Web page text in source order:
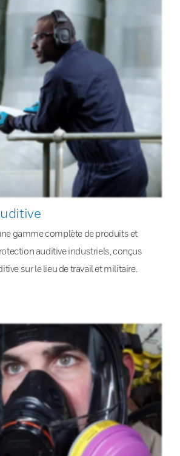
gamme complète de produits et
auditive industriels, conçus
sur le lieu de travail et militaire.